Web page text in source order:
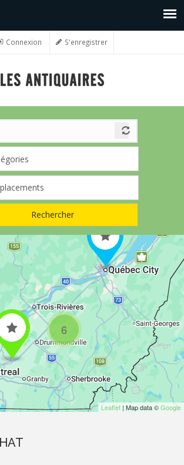
Connexion S'enregistrer
Rechercher
6
Leaflet | Map data ©Google